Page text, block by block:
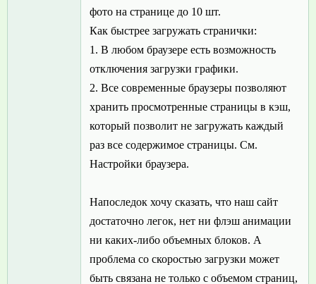
фото на странице до 10 шт.
Как быстрее загружать странички:
1. В любом браузере есть возможность
отключения загрузки графики.
2. Все современные браузеры позволяют
хранить просмотренные страницы в кэш,
который позволит не загружать каждый
раз все содержимое страницы. См.
Настройки браузера.
Напоследок хочу сказать, что наш сайт
достаточно легок, нет ни флэш анимации
ни каких-либо объемных блоков. А
проблема со скоростью загрузки может
быть связана не только с объемом страниц,